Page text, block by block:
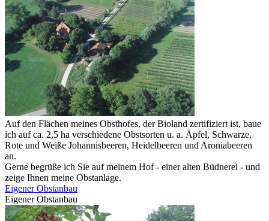
Auf den Flächen meines Obsthofes, der Bioland zertifiziert ist, baue
ich auf ca. 2,5 ha verschiedene Obstsorten u. a. Äpfel, Schwarze,
Rote und Weiße Johannisbeeren, Heidelbeeren und Aroniabeeren
an.
Gerne begrüße ich Sie auf meinem Hof - einer alten Büdnerei - und
zeige Ihnen meine Obstanlage.
Eigener Obstanbau
Eigener Obstanbau